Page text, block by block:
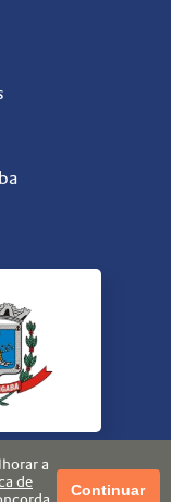
a
de
Continuar